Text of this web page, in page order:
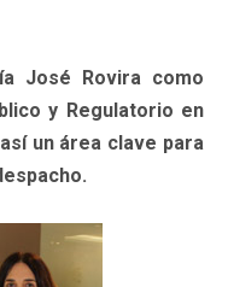
José Rovira como
y Regulatorio en
un área clave para